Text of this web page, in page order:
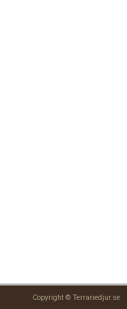
Copyright © Terrariedjur.se